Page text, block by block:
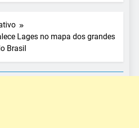
Lages no mapa dos grandes
Brasil